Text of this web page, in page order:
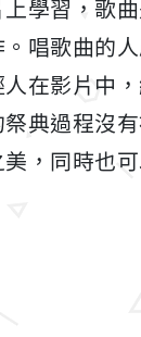
學習，歌
唱歌曲的
在影片中
典過程沒
，同時也